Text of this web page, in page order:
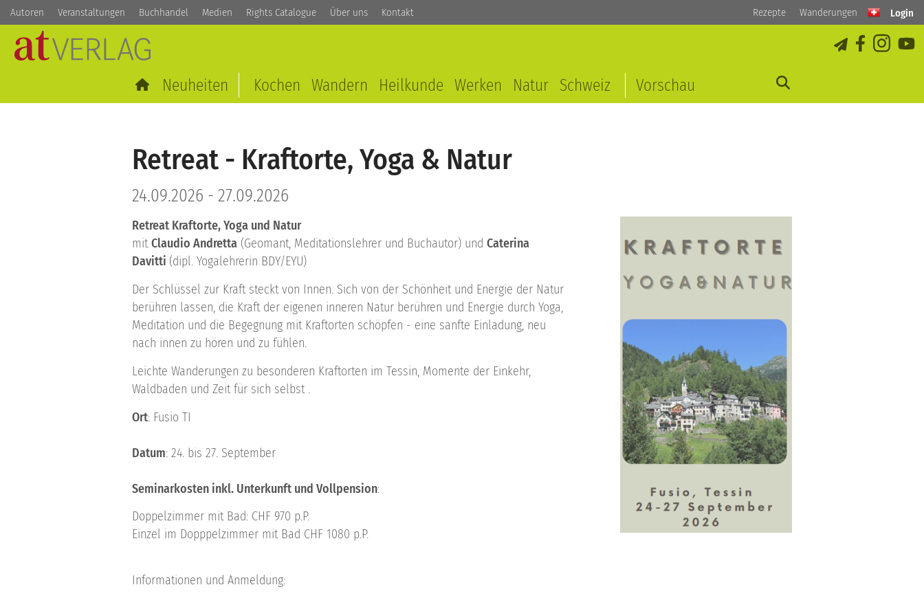
Autoren Veranstaltungen Buchhandel Medien Rights Catalogue Über uns Kontakt Rezepte Wanderungen Login
Neuheiten Kochen Wandern Heilkunde Werken Natur Schweiz Vorschau
Retreat - Kraftorte, Yoga & Natur
24.09.2026 - 27.09.2026
Retreat Kraftorte, Yoga und Natur
mitClaudio Andretta (Geomant, Meditationslehrer und Buchautor) und Caterina
Davitti (dipl. Yogalehrerin BDY/EYU)
Der Schlüssel zur Kraft steckt von Innen. Sich von der Schönheit und Energie der Natur
berühren lassen, die Kraft der eigenen inneren Natur berühren und Energie durch Yoga,
Meditation und die Begegnung mit Kraftorten schöpfen - eine sanfte Einladung, neu
nach innen zu hören und zu fühlen.
Leichte Wanderungen zu besonderen Kraftorten im Tessin, Momente der Einkehr,
Waldbaden und Zeit für sich selbst .
Ort: Fusio TI
Datum: 24. bis 27. September
Seminarkosten inkl. Unterkunft und Vollpension:
Doppelzimmer mit Bad: CHF 970 p.P.
Einzel im Dopppelzimmer mit Bad CHF 1080 p.P.
Informationen und Anmeldung: